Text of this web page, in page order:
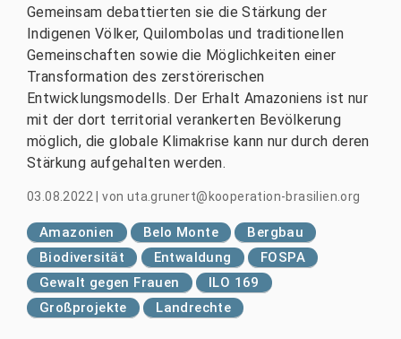
Gemeinsam debattierten sie die Stärkung der
Indigenen Völker, Quilombolas und traditionellen
Gemeinschaften sowie die Möglichkeiten einer
Transformation des zerstörerischen
Entwicklungsmodells. Der Erhalt Amazoniens ist nur
mit der dort territorial verankerten Bevölkerung
möglich, die globale Klimakrise kann nur durch deren
Stärkung aufgehalten werden.
03.08.2022 |von uta.grunert@kooperation-brasilien.org
Amazonien Belo Monte
Bergbau
Biodiversität
Entwaldung
FOSPA
Gewalt gegen Frauen
ILO 169
Großprojekte
Landrechte